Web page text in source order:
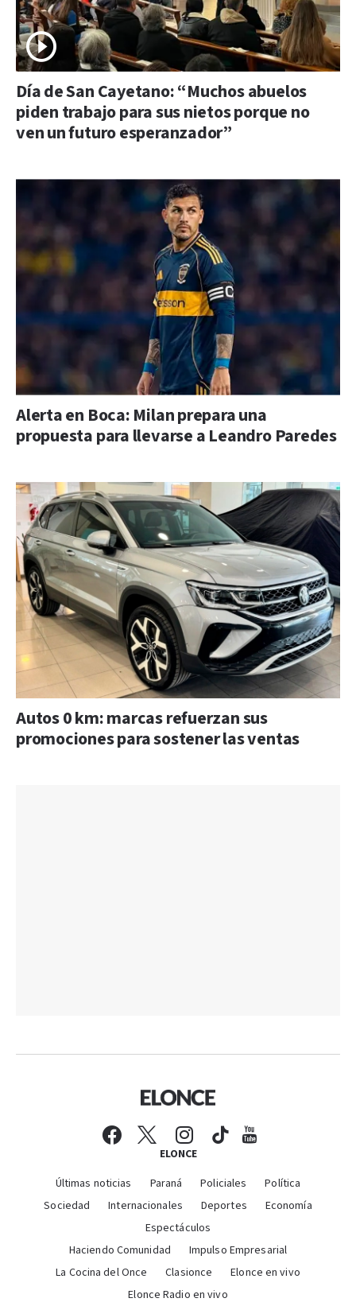
Día de San Cayetano: “Muchos abuelos
piden trabajo para sus nietos porque no
ven un futuro esperanzador”
Alerta en Boca: Milan prepara una
propuesta para llevarse a Leandro Paredes
Autos 0 km: marcas refuerzan sus
promociones para sostener las ventas
ELONCE
Últimas noticias Paraná Policiales
Política
Sociedad
Internacionales Deportes
Economía
Espectáculos
Haciendo Comunidad
Impulso Empresarial
La Cocina del Once
Clasionce
Elonce en vivo
Elonce Radio en vivo